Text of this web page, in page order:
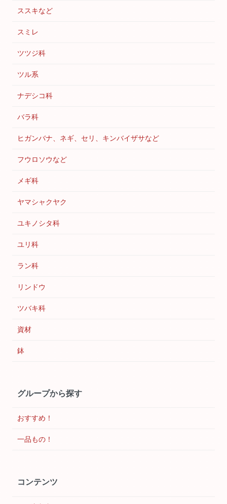
ススキなど
スミレ
ツツジ科
ツル系
ナデシコ科
バラ科
ヒガンバナ、ネギ、セリ、キンバイザサなど
フウロソウなど
メギ科
ヤマシャクヤク
ユキノシタ科
ユリ科
ラン科
リンドウ
ツバキ科
資材
鉢
グループから探す
おすすめ！
一品もの！
コンテンツ